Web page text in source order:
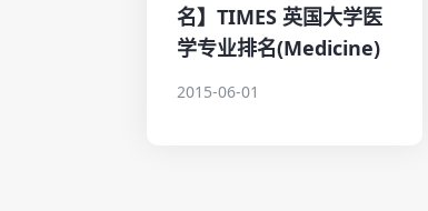
名】TIMES 英国大学医
学专业排名(Medicine)
2015-06-01